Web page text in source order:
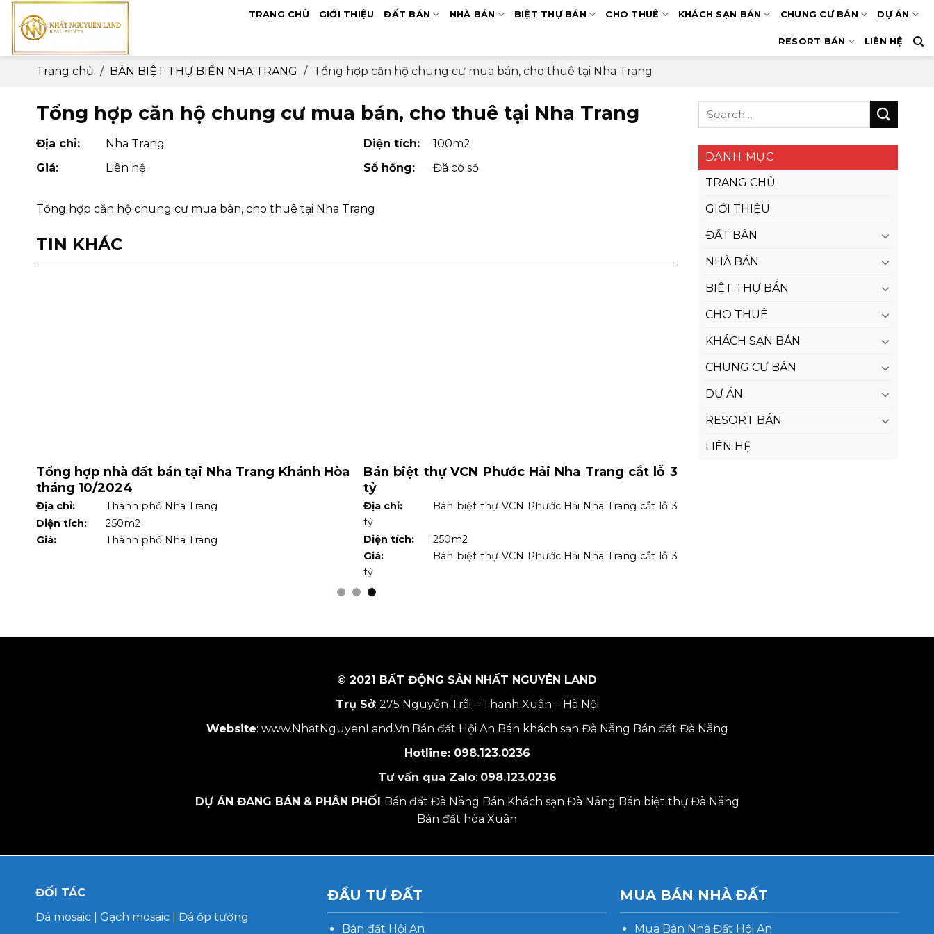
Skip
content
TRANG CHỦ GIỚI THIỆU ĐẤT BÁN NHÀ BÁN BIỆT THỰ BÁN CHO THUÊ KHÁCH SẠN BÁN CHUNG CƯ BÁN DỰ ÁN
RESORT BÁN LIÊN HỆ
Trang chủ / BÁN BIỆT THỰ BIỂN NHA TRANG / Tổng hợp căn hộ chung cư mua bán, cho thuê tại Nha Trang
Tổng hợp căn hộ chung cư mua bán, cho thuê tại Nha Trang
Địa chỉ: Nha Trang Diện tích:
100m2
Giá:
Liên hệ Sổ hồng: Đã có sổ
Tổng hợp căn hộ chung cư mua bán, cho thuê tại Nha Trang
TIN KHÁC
Bán biệt thự VCN Phước Hải Nha Trang cắt lỗ 3
tỷ
Địa chỉ:
Bán biệt thự VCN Phước Hải Nha Trang cắt lỗ 3
tỷ
Diện tích:
250m2
Giá:
Bán biệt thự VCN Phước Hải Nha Trang cắt lỗ 3
tỷ
Tổng hợp nhà đất bán tại Nha Trang Khánh Hòa
tháng 10/2024
Địa chỉ:
Thành phố Nha Trang
Diện tích:
250m2
Giá:
Thành phố Nha Trang
DANH MỤC
TRANG CHỦ
GIỚI THIỆU
ĐẤT BÁN
NHÀ BÁN
BIỆT THỰ BÁN
CHO THUÊ
KHÁCH SẠN BÁN
CHUNG CƯ BÁN
DỰ ÁN
RESORT BÁN
LIÊN HỆ
© 2021 BẤT ĐỘNG SẢN NHẤT NGUYÊN LAND
Trụ Sở: 275 Nguyễn Trãi – Thanh Xuân – Hà Nội
Website: www.NhatNguyenLand.Vn Bán đất Hội An Bán khách sạn Đà Nẵng Bán đất Đà Nẵng
Hotline: 098.123.0236
Tư vấn qua Zalo: 098.123.0236
DỰ ÁN ĐANG BÁN & PHÂN PHỐI
Bán đất Đà Nẵng Bán Khách sạn Đà Nẵng Bán biệt thự Đà Nẵng
Bán đất hòa Xuân
ĐỐI TÁC
Đá mosaic| Gạch mosaic| Đá ốp tường
ĐẦU TƯ ĐẤT
Bán đất Hội An
MUA BÁN NHÀ ĐẤT
Mua Bán Nhà Đất Hội An